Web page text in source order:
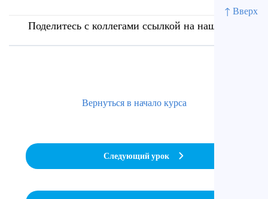
↑ Вверх
Поделитесь с коллегами ссылкой на наш сайт
Вернуться в начало курса
Следующий урок